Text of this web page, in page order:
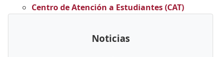
Centro de Atención a Estudiantes (CAT)
Noticias